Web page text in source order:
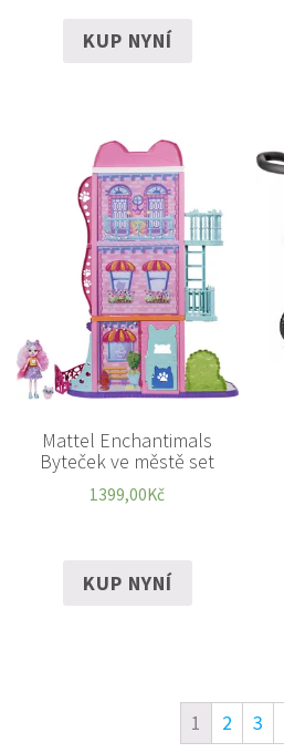
KUP NYNÍ
Mattel Enchantimals
Byteček ve městě set
1399,00Kč
KUP NYNÍ
1 2 3